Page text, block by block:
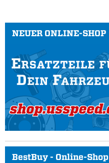
NEUER ONLINE-SHOP
BestBuy - Online-Shop